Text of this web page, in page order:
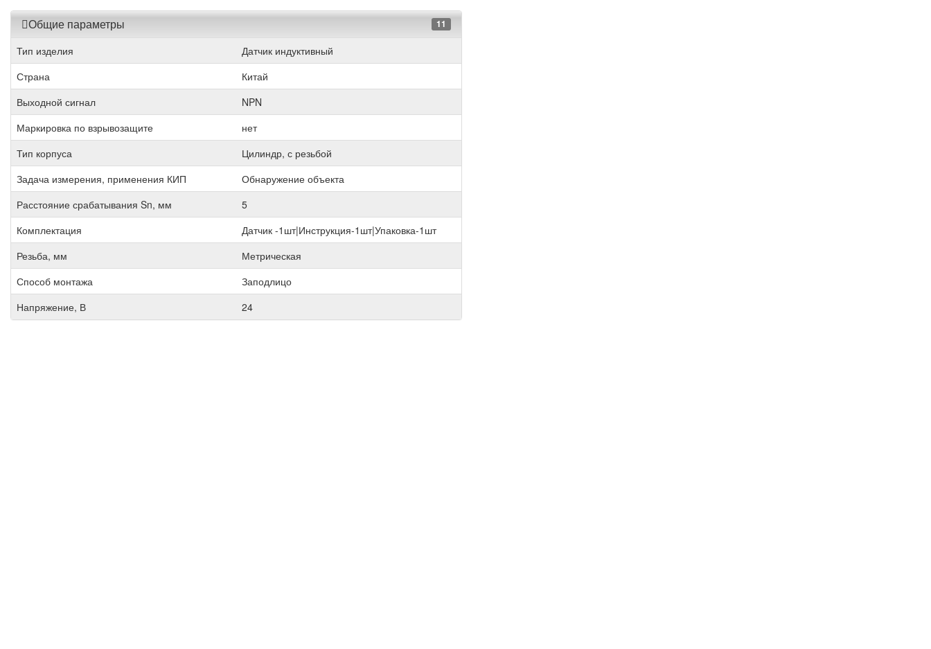
Общие параметры 11
Тип изделия
Датчик индуктивный
Страна
Китай
Выходной сигнал
NPN
Маркировка по взрывозащите
нет
Тип корпуса
Цилиндр, с резьбой
Задача измерения, применения КИП
Обнаружение объекта
Расстояние срабатывания Sn, мм
5
Комплектация
Датчик -1шт|Инструкция-1шт|Упаковка-1шт
Резьба, мм
Метрическая
Способ монтажа
Заподлицо
Напряжение, В
24